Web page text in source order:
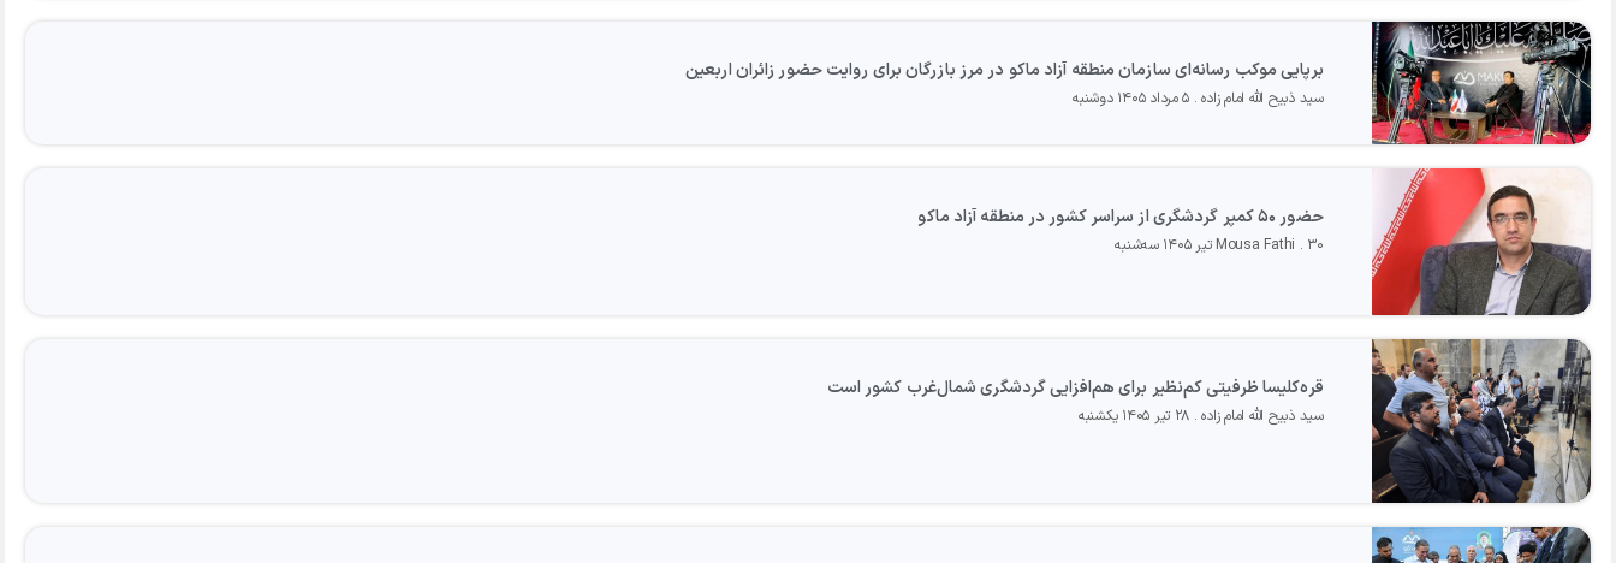
برپایی موکب رسانه‌ای سازمان منطقه آزاد ماکو در مرز بازرگان برای روایت حضور زائران اربعین
سید ذبیح الله امام زاده ۵ مرداد ۱۴۰۵ دوشنبه
حضور ۵۰ کمپر گردشگری از سراسر کشور در منطقه آزاد ماکو
Mousa Fathi ۳۰ تیر ۱۴۰۵ سه‌شنبه
قره‌کلیسا ظرفیتی کم‌نظیر برای هم‌افزایی گردشگری شمال‌غرب کشور است
سید ذبیح الله امام زاده ۲۸ تیر ۱۴۰۵ یکشنبه